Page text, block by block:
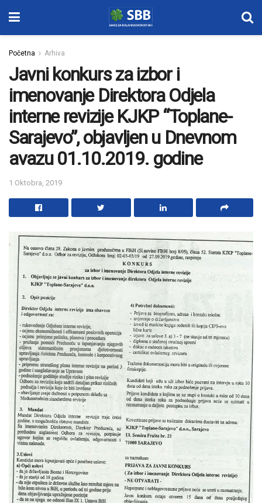
Početna Arhiva
Javni konkurs za izbor i
imenovanje Direktora Odjela
interne revizije KJKP “Toplane-
Sarajevo”, objavljen u Dnevnom
avazu 01.10.2019. godine
1 Oktobra, 2019